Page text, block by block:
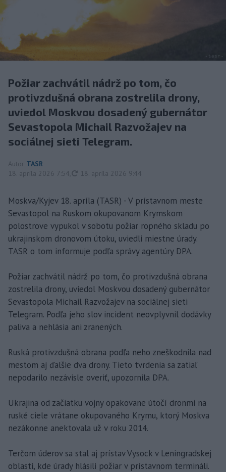
Požiar zachvátil nádrž po tom, čo
protivzdušná obrana zostrelila drony,
uviedol Moskvou dosadený gubernátor
Sevastopola Michail Razvožajev na
sociálnej sieti Telegram.
Autor TASR
18. apríla 2026 7:54
aktualizované
18. apríla 2026 9:44
Moskva/Kyjev 18. apríla (TASR) - V prístavnom meste
Sevastopol na Ruskom okupovanom Krymskom
polostrove vypukol v sobotu požiar ropného skladu po
ukrajinskom dronovom útoku, uviedli miestne úrady.
TASR o tom informuje podľa správy agentúry DPA.
Požiar zachvátil nádrž po tom, čo protivzdušná obrana
zostrelila drony, uviedol Moskvou dosadený gubernátor
Sevastopola Michail Razvožajev na sociálnej sieti
Telegram. Podľa jeho slov incident neovplyvnil dodávky
paliva a nehlásia ani zranených.
Ruská protivzdušná obrana podľa neho zneškodnila nad
mestom aj ďalšie dva drony. Tieto tvrdenia sa zatiaľ
nepodarilo nezávisle overiť, upozornila DPA.
Ukrajina od začiatku vojny opakovane útočí dronmi na
ruské ciele vrátane okupovaného Krymu, ktorý Moskva
nezákonne anektovala už v roku 2014.
Terčom úderov sa stal aj prístav Vysock v Leningradskej
oblasti, kde úrady hlásili požiar v prístavnom termináli.